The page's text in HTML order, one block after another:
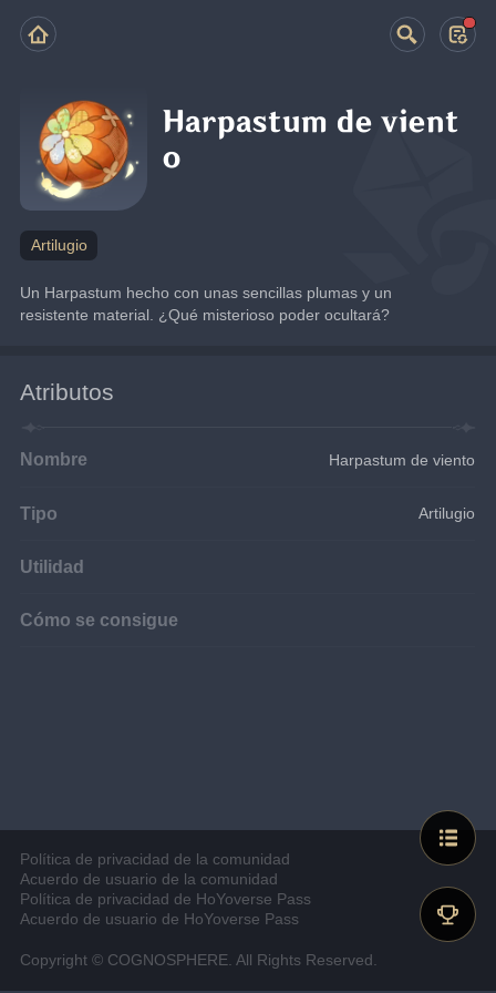
Harpastum de vient
o
Artilugio
Un Harpastum hecho con unas sencillas plumas y un
resistente material. ¿Qué misterioso poder ocultará?
Atributos
Nombre Harpastum de viento
Tipo Artilugio
Utilidad
Cómo se consigue
Política de privacidad de la comunidad
Acuerdo de usuario de la comunidad
Política de privacidad de HoYoverse Pass
Acuerdo de usuario de HoYoverse Pass
Copyright © COGNOSPHERE. All Rights Reserved.